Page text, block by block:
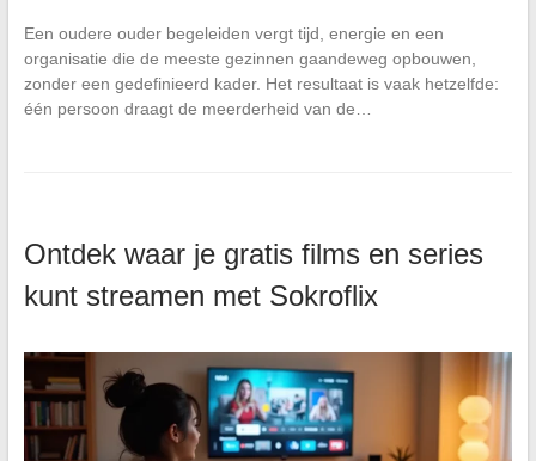
Een oudere ouder begeleiden vergt tijd, energie en een
organisatie die de meeste gezinnen gaandeweg opbouwen,
zonder een gedefinieerd kader. Het resultaat is vaak hetzelfde:
één persoon draagt de meerderheid van de…
Ontdek waar je gratis films en series
kunt streamen met Sokroflix